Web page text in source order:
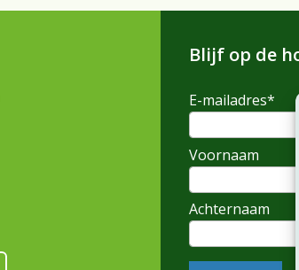
Blijf op de
E-mailadres*
Voornaam
Achternaam